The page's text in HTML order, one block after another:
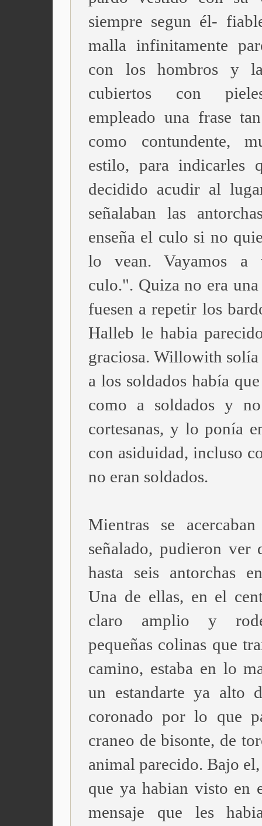
siempre segun él-
malla infinitamente
con los hombros y
cubiertos con
empleado una frase
como contundente,
estilo, para indicarles
decidido acudir al
señalaban las
enseña el culo si no
lo vean. Vayamos a
culo.". Quiza no era una
fuesen a repetir los
Halleb le habia
graciosa. Willowith
a los soldados había
como a soldados y
cortesanas, y lo ponía
con asiduidad, incluso
no eran soldados.
Mientras se
señalado, pudieron ver
hasta seis antorchas
Una de ellas, en el
claro amplio y
pequeñas colinas que
camino, estaba en lo
un estandarte ya alto
coronado por lo que
craneo de bisonte, de
animal parecido. Bajo el,
que ya habian visto en
mensaje que les